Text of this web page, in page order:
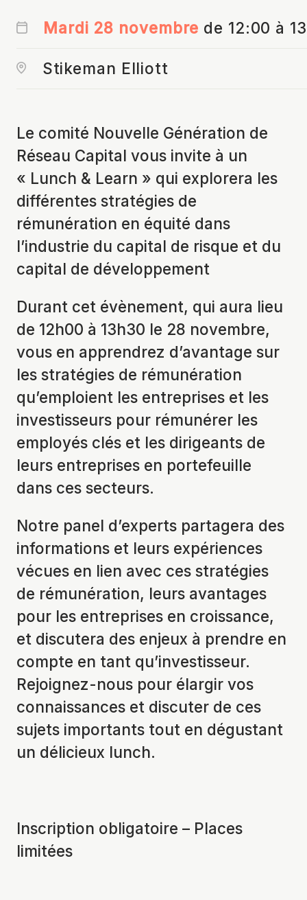
Mardi 28 novembre de 12:00 à
Stikeman Elliott
Le comité Nouvelle Génération de
Réseau Capital vous invite à un
« Lunch & Learn » qui explorera les
différentes stratégies de
rémunération en équité dans
l’industrie du capital de risque et du
capital de développement
Durant cet évènement, qui aura lieu
de 12h00 à 13h30 le 28 novembre,
vous en apprendrez d’avantage sur
les stratégies de rémunération
qu’emploient les entreprises et les
investisseurs pour rémunérer les
employés clés et les dirigeants de
leurs entreprises en portefeuille
dans ces secteurs.
Notre panel d’experts partagera des
informations et leurs expériences
vécues en lien avec ces stratégies
de rémunération, leurs avantages
pour les entreprises en croissance,
et discutera des enjeux à prendre en
compte en tant qu’investisseur.
Rejoignez-nous pour élargir vos
connaissances et discuter de ces
sujets importants tout en dégustant
un délicieux lunch.
Inscription obligatoire – Places
limitées